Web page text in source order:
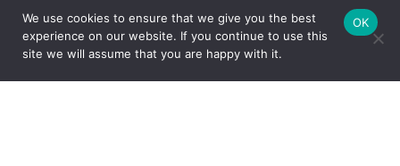
We use cookies to ensure that we give you the best
experience on our website. If you continue to use this
site we will assume that you are happy with it.
OK